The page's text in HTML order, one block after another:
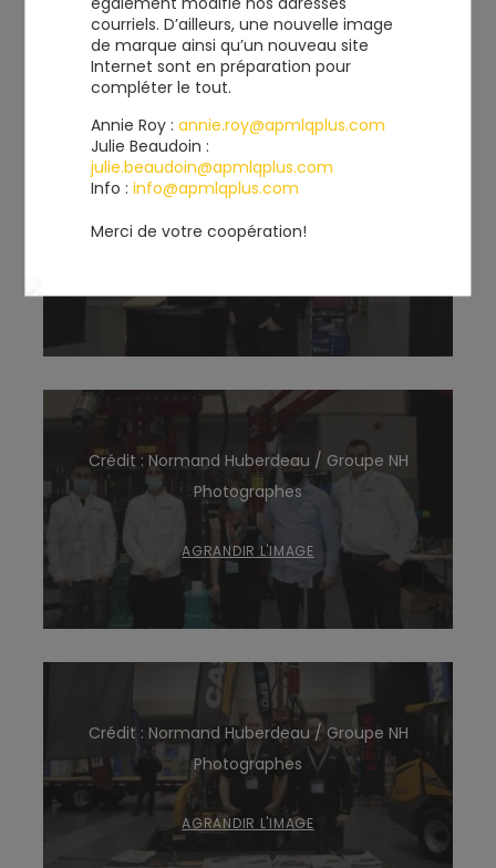
courriels. D’ailleurs, une nouvelle image
de marque ainsi qu’un nouveau site
Internet sont en préparation pour
compléter le tout.
Annie Roy :annie.roy@apmlqplus.com
Julie Beaudoin :
julie.beaudoin@apmlqplus.com
Info :info@apmlqplus.com
Merci de votre coopération!
AGRANDIR L'IMAGE
Crédit : Normand Huberdeau / Groupe NH
Photographes
Crédit : Normand Huberdeau / Groupe NH
Photographes
AGRANDIR L'IMAGE
Crédit : Normand Huberdeau / Groupe NH
Photographes
AGRANDIR L'IMAGE